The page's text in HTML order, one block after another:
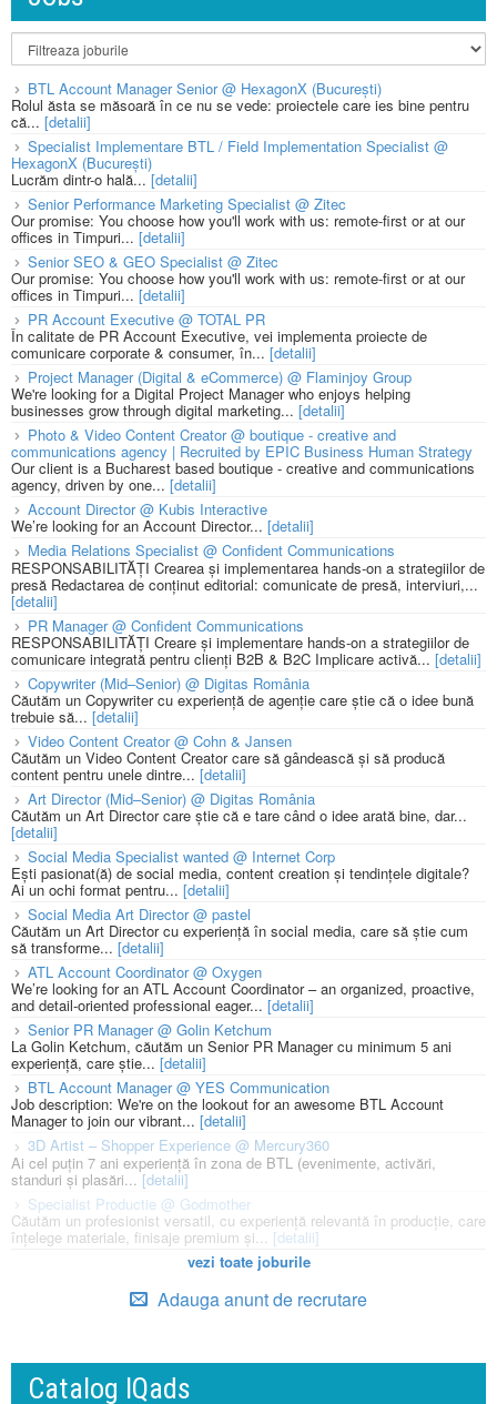
BTL Account Manager Senior @ HexagonX (București)
Rolul ăsta se măsoară în ce nu se vede: proiectele care ies bine pentru
că... [detalii]
Specialist Implementare BTL / Field Implementation Specialist @
HexagonX (București)
Lucrăm dintr-o hală...[detalii]
Senior Performance Marketing Specialist @ Zitec
Our promise: You choose how you'll work with us: remote-first or at our
offices in Timpuri... [detalii]
Senior SEO & GEO Specialist @ Zitec
Our promise: You choose how you'll work with us: remote-first or at our
offices in Timpuri... [detalii]
PR Account Executive @ TOTAL PR
În calitate de PR Account Executive, vei implementa proiecte de
comunicare corporate & consumer, în... [detalii]
Project Manager (Digital & eCommerce) @ Flaminjoy Group
We're looking for a Digital Project Manager who enjoys helping
businesses grow through digital marketing... [detalii]
Photo & Video Content Creator @ boutique - creative and
communications agency | Recruited by EPIC Business Human Strategy
Our client is a Bucharest based boutique - creative and communications
agency, driven by one... [detalii]
Account Director @ Kubis Interactive
We’re looking for an Account Director... [detalii]
Media Relations Specialist @ Confident Communications
RESPONSABILITĂȚI Crearea și implementarea hands-on a strategiilor de
presă Redactarea de conținut editorial: comunicate de presă, interviuri,...
[detalii]
PR Manager @ Confident Communications
RESPONSABILITĂȚI Creare și implementare hands-on a strategiilor de
comunicare integrată pentru clienți B2B & B2C Implicare activă... [detalii]
Copywriter (Mid–Senior) @ Digitas România
Căutăm un Copywriter cu experiență de agenție care știe că o idee bună
trebuie să... [detalii]
Video Content Creator @ Cohn & Jansen
Căutăm un Video Content Creator care să gândească și să producă
content pentru unele dintre... [detalii]
Art Director (Mid–Senior) @ Digitas România
Căutăm un Art Director care știe că e tare când o idee arată bine, dar...
[detalii]
Social Media Specialist wanted @ Internet Corp
Ești pasionat(ă) de social media, content creation și tendințele digitale?
Ai un ochi format pentru... [detalii]
Social Media Art Director @ pastel
Căutăm un Art Director cu experiență în social media, care să știe cum
să transforme... [detalii]
ATL Account Coordinator @ Oxygen
We’re looking for an ATL Account Coordinator – an organized, proactive,
and detail-oriented professional eager... [detalii]
Senior PR Manager @ Golin Ketchum
La Golin Ketchum, căutăm un Senior PR Manager cu minimum 5 ani
experiență, care știe... [detalii]
BTL Account Manager @ YES Communication
Job description: We're on the lookout for an awesome BTL Account
Manager to join our vibrant... [detalii]
3D Artist – Shopper Experience @ Mercury360
Ai cel puțin 7 ani experiență în zona de BTL (evenimente, activări,
standuri și plasări...[detalii]
Specialist Productie @ Godmother
Căutăm un profesionist versatil, cu experiență relevantă în producție, care
înțelege materiale, finisaje premium și... [detalii]
vezi toate joburile
Adauga anunt de recrutare
Catalog IQads